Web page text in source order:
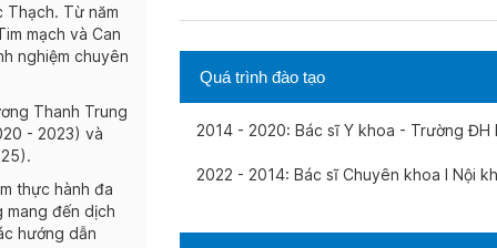
Thạch. Từ năm
mạch và Can
nghiệm chuyên
Thanh Trung
- 2023) và
thực hành đa
mang đến dịch
hướng dẫn
Quá trình đào tạo
2014 - 2020: Bác sĩ Y khoa - Trường ĐH
2022 - 2014: Bác sĩ Chuyên khoa I Nội